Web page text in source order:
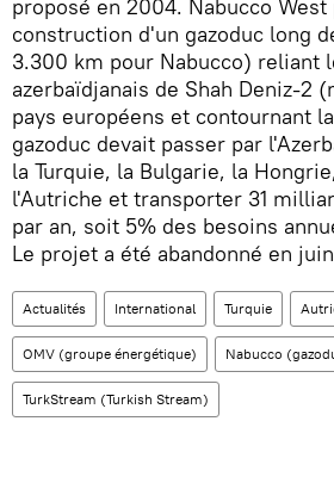
proposé en 2004. Nabucco
construction d'un gazoduc long
3.300 km pour Nabucco) reliant
azerbaïdjanais de Shah Deniz-2
pays européens et contournant
gazoduc devait passer par
la Turquie, la Bulgarie, la
l'Autriche et transporter 31
par an, soit 5% des besoins
Le projet a été abandonné en
Actualités International Turquie
OMV (groupe énergétique) Nabucco
TurkStream (Turkish Stream)